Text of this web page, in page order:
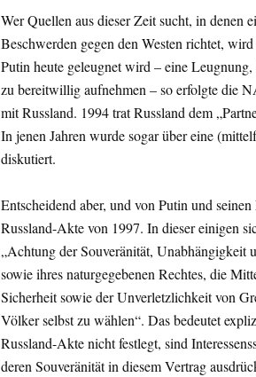
Wer Quellen aus dieser Zeit sucht, in denen
Beschwerden gegen den Westen richtet,
Putin heute geleugnet wird – eine
zu bereitwillig aufnehmen – so erfolgte die
mit Russland. 1994 trat Russland dem
In jenen Jahren wurde sogar über eine
diskutiert.
Entscheidend aber, und von Putin und
Russland-Akte von 1997. In dieser einigen
„Achtung der Souveränität, Unabhängigkeit
sowie ihres naturgegebenen Rechtes, die
Sicherheit sowie der Unverletzlichkeit von
Völker selbst zu wählen“. Das bedeutet
Russland-Akte nicht festlegt, sind
deren Souveränität in diesem Vertrag